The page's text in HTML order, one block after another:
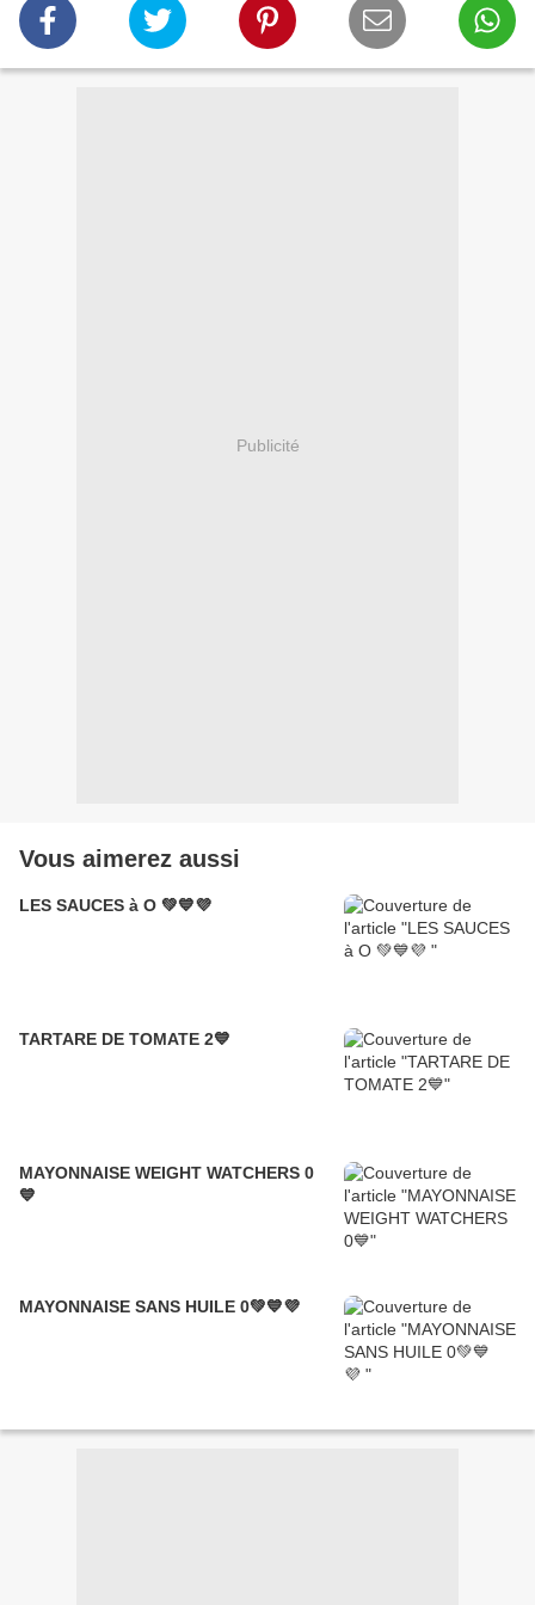
Publicité
Vous aimerez aussi
LES SAUCES à O 💚💙💜
TARTARE DE TOMATE 2💙
MAYONNAISE WEIGHT WATCHERS 0
💙
MAYONNAISE SANS HUILE 0💚💙💜